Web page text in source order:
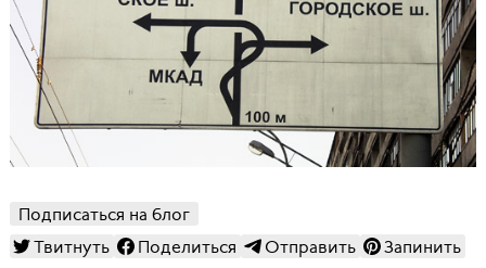
Подписаться на блог
Твитнуть
Поделиться Отправить Запинить